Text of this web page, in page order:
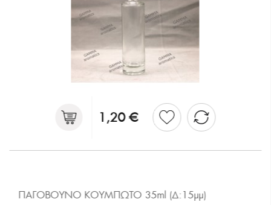
1,20 €
ΠΑΓΟΒΟΥΝΟ ΚΟΥΜΠΩΤΟ 35ml (Δ:15μμ)